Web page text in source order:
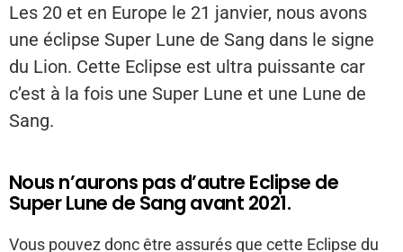
Les 20 et en Europe le 21 janvier, nous avons
une éclipse Super Lune de Sang dans le signe
du Lion. Cette Eclipse est ultra puissante car
c’est à la fois une Super Lune et une Lune de
Sang.
Nous n’aurons pas d’autre Eclipse de
Super Lune de Sang avant 2021.
Vous pouvez donc être assurés que cette Eclipse du